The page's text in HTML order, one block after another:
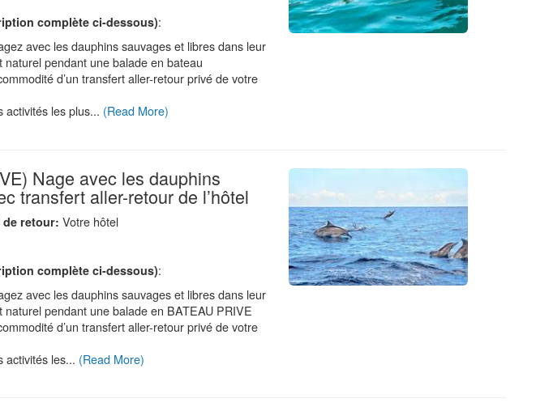
complète ci-dessous):
avec les dauphins sauvages et libres dans leur
naturel pendant une balade en bateau
d’un transfert aller-retour privé de votre
activités les plus... (Read More)
Nage avec les dauphins
transfert aller-retour de l’hôtel
de retour: Votre hôtel
complète ci-dessous):
avec les dauphins sauvages et libres dans leur
naturel pendant une balade en BATEAU PRIVE
d’un transfert aller-retour privé de votre
activités les... (Read More)